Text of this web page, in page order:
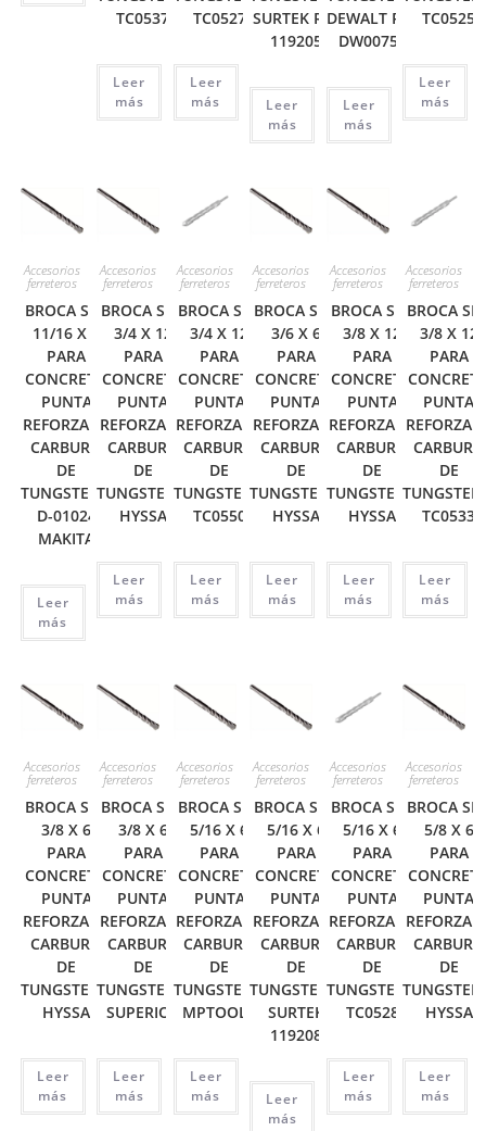
TC0537
Leer
más
TC0527
Leer
más
SURTEK REF
119205
Leer
más
DEWALT REF
DW00757
Leer
más
TC0525
Leer
más
Accesorios
ferreteros
BROCA SDS
11/16 X 6
PARA
CONCRETO
PUNTA
REFORZADA
CARBURO
DE
TUNGSTENO
D-01024
MAKITA
Leer
más
Accesorios
ferreteros
BROCA SDS
3/4 X 12
PARA
CONCRETO
PUNTA
REFORZADA
CARBURO
DE
TUNGSTENO
HYSSA
Leer
más
Accesorios
ferreteros
BROCA SDS
3/4 X 12
PARA
CONCRETO
PUNTA
REFORZADA
CARBURO
DE
TUNGSTENO
TC0550
Leer
más
Accesorios
ferreteros
BROCA SDS
3/6 X 6
PARA
CONCRETO
PUNTA
REFORZADA
CARBURO
DE
TUNGSTENO
HYSSA
Leer
más
Accesorios
ferreteros
BROCA SDS
3/8 X 12
PARA
CONCRETO
PUNTA
REFORZADA
CARBURO
DE
TUNGSTENO
HYSSA
Leer
más
Accesorios
ferreteros
BROCA
3/8 X 12
PARA
PUNTA
CARBURO
DE
TC0533
Leer
más
Accesorios
ferreteros
BROCA SDS
3/8 X 6
PARA
CONCRETO
PUNTA
REFORZADA
CARBURO
DE
TUNGSTENO
HYSSA
Leer
más
Accesorios
ferreteros
BROCA SDS
3/8 X 6
PARA
CONCRETO
PUNTA
REFORZADA
CARBURO
DE
TUNGSTENO
SUPERIOR
Leer
más
Accesorios
ferreteros
BROCA SDS
5/16 X 6
PARA
CONCRETO
PUNTA
REFORZADA
CARBURO
DE
TUNGSTENO
MPTOOLS
Leer
más
Accesorios
ferreteros
BROCA SDS
5/16 X 6
PARA
CONCRETO
PUNTA
REFORZADA
CARBURO
DE
TUNGSTENO
SURTEK
119208
Leer
más
Accesorios
ferreteros
BROCA SDS
5/16 X 6
PARA
CONCRETO
PUNTA
REFORZADA
CARBURO
DE
TUNGSTENO
TC0528
Leer
más
Accesorios
ferreteros
BROCA
5/8 X 6
PARA
PUNTA
CARBURO
DE
HYSSA
Leer
más